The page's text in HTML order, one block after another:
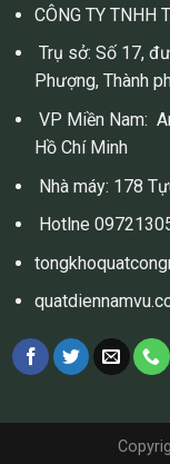
CÔNG TY TNHH
Trụ sở: Số 17,
Phượng, Thành
VP Miền Nam:
Hồ Chí Minh
Nhà máy: 178
Hotlne